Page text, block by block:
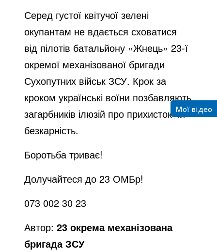
y
V
i
d
e
o
Серед густої квітучої зелені
окупантам не вдається сховатися
від пілотів батальйону «Жнець» 23-ї
окремої механізованої бригади
Сухопутних військ ЗСУ. Крок за
кроком українські воїни позбавляють
загарбників ілюзій про прихисток чи
безкарність.
Боротьба триває!
Долучайтеся до 23 ОМБр!
073 002 30 23
Автор:23 окрема механізована
бригада ЗСУ
Мої відео